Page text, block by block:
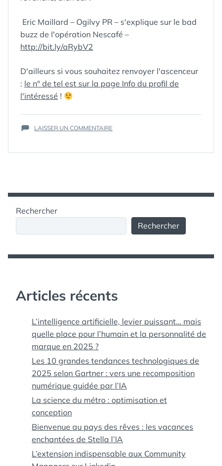
Eric Maillard – Ogilvy PR – s'explique sur le bad
buzz de l'opération Nescafé –
http://bit.ly/aRybV2
D'ailleurs si vous souhaitez renvoyer l'ascenceur
: le n° de tel est sur la page Info du profil de
l'intéressé !
BUZZ,
NESCAFE,
LAISSER UN COMMENTAIRESUR
UP
FAIL
Rechercher
Rechercher
Articles récents
L’intelligence artificielle, levier puissant… mais
quelle place pour l’humain et la personnalité de
marque en 2025 ?
Les 10 grandes tendances technologiques de
2025 selon Gartner : vers une recomposition
numérique guidée par l’IA
La science du métro : optimisation et
conception
Bienvenue au pays des rêves : les vacances
enchantées de Stella l’IA
L’extension indispensable aux Community